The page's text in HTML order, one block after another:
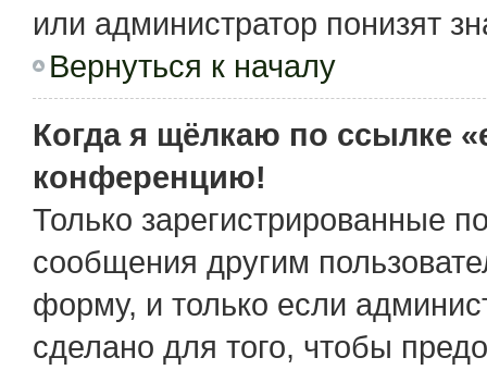
или администратор понизят
Вернуться к началу
Когда я щёлкаю по ссылке
конференцию!
Только зарегистрированные
сообщения другим
форму, и только если
сделано для того, чтобы